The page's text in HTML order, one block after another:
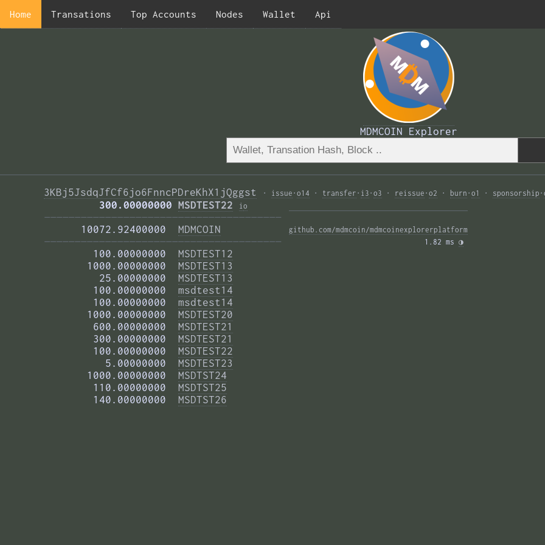
Home Transations Top Accounts Nodes Wallet Api
MDMCOIN Explorer
3KBj5JsdqJfCf6jo6FnncPDreKhX1jQggst · issue · o14 · transfer · i3 · o3 · reissue · o2 · burn · o1 · sponsorship ·
         300.00000000
MSDTEST22 io
———————————————————————————————————————
      10072.92400000
MDMCOIN
———————————————————————————————————————
        100.00000000
MSDTEST12
       1000.00000000
MSDTEST13
         25.00000000
MSDTEST13
        100.00000000
msdtest14
        100.00000000
msdtest14
       1000.00000000
MSDTEST20
        600.00000000
MSDTEST21
        300.00000000
MSDTEST21
        100.00000000
MSDTEST22
          5.00000000
MSDTEST23
       1000.00000000
MSDTST24
        110.00000000
MSDTST25
        140.00000000
MSDTST26
github.com/mdmcoin/mdmcoinexplorerplatform
1.82 ms ◑